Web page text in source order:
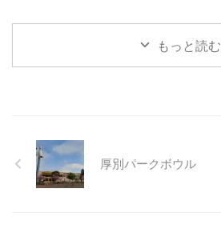
もっと読む
厚別パークボウル